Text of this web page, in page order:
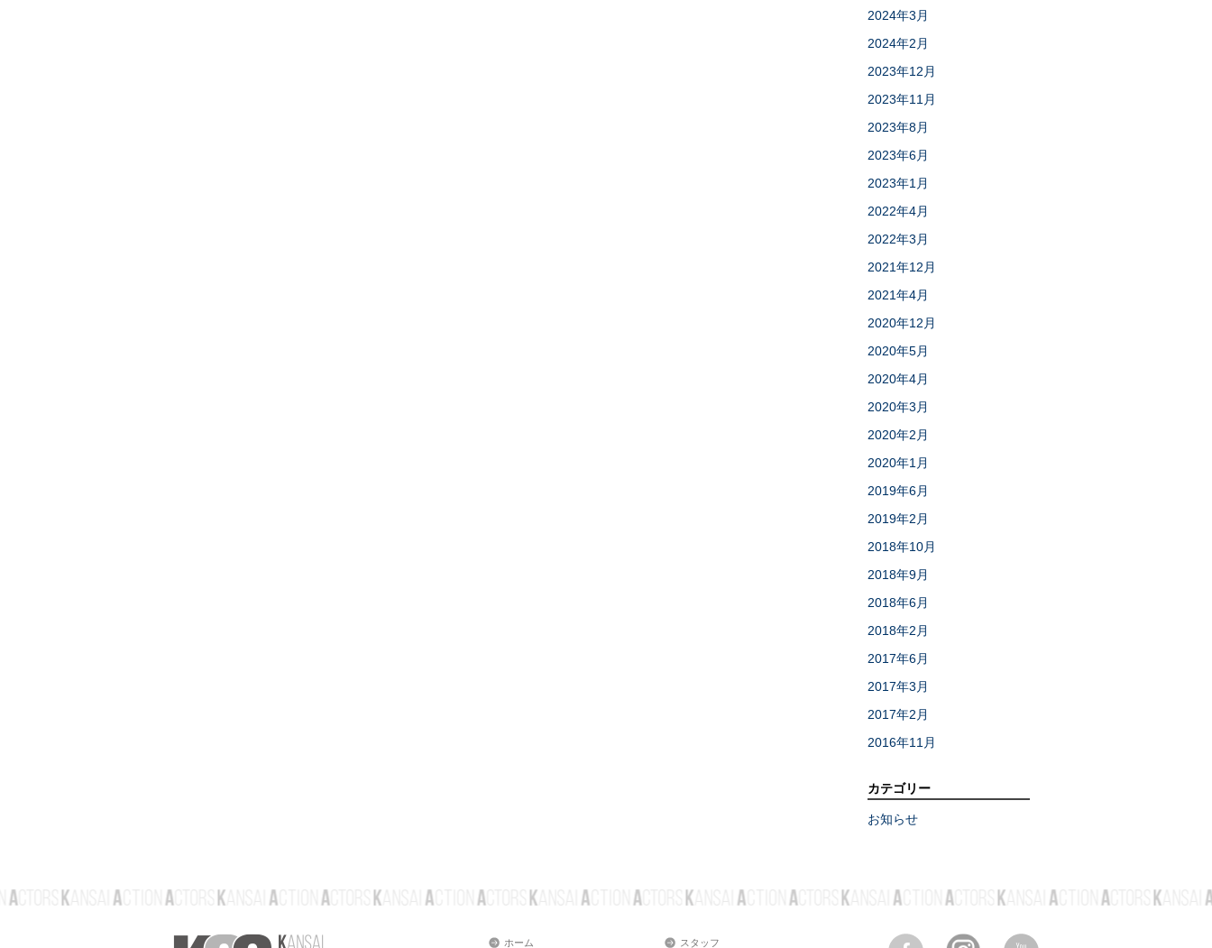
2024年3月
2024年2月
2023年12月
2023年11月
2023年8月
2023年6月
2023年1月
2022年4月
2022年3月
2021年12月
2021年4月
2020年12月
2020年5月
2020年4月
2020年3月
2020年2月
2020年1月
2019年6月
2019年2月
2018年10月
2018年9月
2018年6月
2018年2月
2017年6月
2017年3月
2017年2月
2016年11月
カテゴリー
お知らせ
ホーム スタッフ